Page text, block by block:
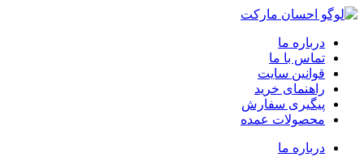
درباره ما
تماس با ما
قوانین سایت
راهنمای خرید
پیگیری سفارش
محصولات عمده
درباره ما